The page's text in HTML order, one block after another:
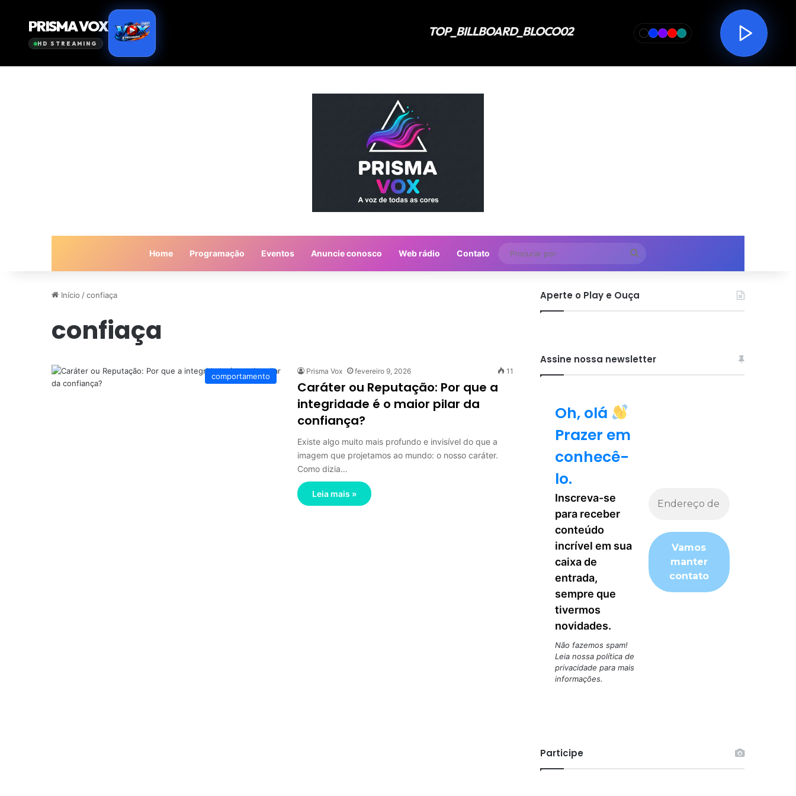
Home Programação Eventos Anuncie conosco Web rádio Contato
por
Início /confiaça
confiaça
comportamento
Prisma Vox fevereiro 9, 2026 11
Caráter ou Reputação: Por que a
integridade é o maior pilar da
confiança?
Existe algo muito mais profundo e invisível do que a
imagem que projetamos ao mundo: o nosso caráter.
Como dizia…
Leia mais »
Aperte o Play e Ouça
Assine nossa newsletter
Oh, olá
Prazer em
conhecê-
lo.
Inscreva-se
para receber
conteúdo
incrível em sua
caixa de
entrada,
sempre que
tivermos
novidades.
Não fazemos spam!
Leia nossapolítica de
privacidade para mais
informações.
Participe